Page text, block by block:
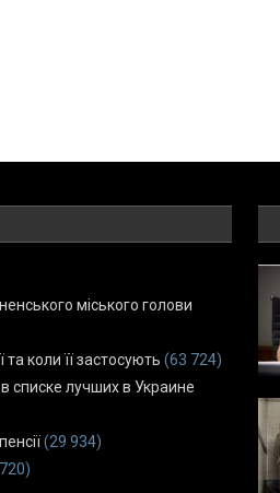
міського голови
коли її застосують (63 724)
списке лучших в Украине
(29 934)